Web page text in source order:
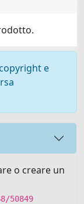
e
o creare un
50849